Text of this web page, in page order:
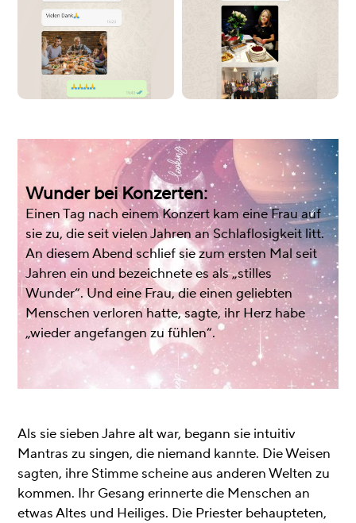
Wunder bei Konzerten:
Einen Tag nach einem Konzert kam eine Frau auf
sie zu, die seit vielen Jahren an Schlaflosigkeit litt.
An diesem Abend schlief sie zum ersten Mal seit
Jahren ein und bezeichnete es als „stilles
Wunder“. Und eine Frau, die einen geliebten
Menschen verloren hatte, sagte, ihr Herz habe
„wieder angefangen zu fühlen“.
Als sie sieben Jahre alt war, begann sie intuitiv
Mantras zu singen, die niemand kannte. Die Weisen
sagten, ihre Stimme scheine aus anderen Welten zu
kommen. Ihr Gesang erinnerte die Menschen an
etwas Altes und Heiliges. Die Priester behaupteten,